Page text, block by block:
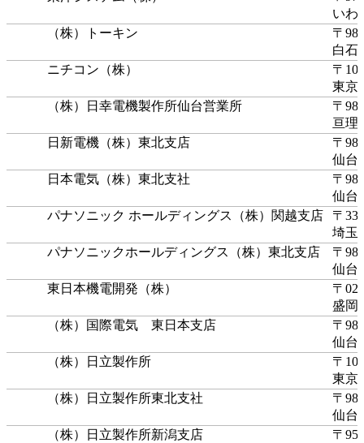
いわ
（株）トーキン
〒
白石
ニチコン（株）
〒
東京
（株）日幸電機製作所仙台営業所
〒
亘理
日新電機（株）東北支店
〒
仙台
日本電気（株）東北支社
〒
仙台
パナソニック ホールディングス（株）関越支店
〒
埼玉
パナソニックホールディングス（株）東北支店
〒
仙台
東日本機電開発（株）
〒
盛岡
（株）国際電気 東日本支店
〒
仙台
（株）日立製作所
〒
東京
（株）日立製作所東北支社
〒
仙台
（株）日立製作所新潟支店
〒